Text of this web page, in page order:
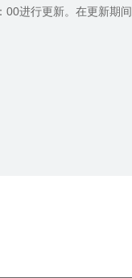
进行更新。在更新期